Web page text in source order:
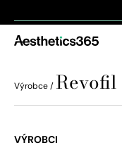
Výrobce /Revofil
VÝROBCI